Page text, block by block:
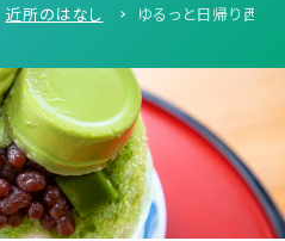
近所のはなし ゆるっと日帰り西尾